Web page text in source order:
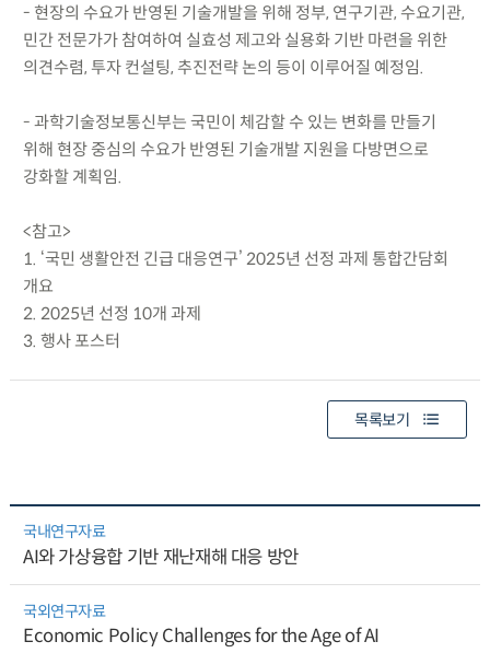
- 현장의 수요가 반영된 기술개발을 위해 정부, 연구기관, 수요기관,
민간 전문가가 참여하여 실효성 제고와 실용화 기반 마련을 위한
의견수렴, 투자 컨설팅, 추진전략 논의 등이 이루어질 예정임.
- 과학기술정보통신부는 국민이 체감할 수 있는 변화를 만들기
위해 현장 중심의 수요가 반영된 기술개발 지원을 다방면으로
강화할 계획임.
<참고>
1. ‘국민 생활안전 긴급 대응연구’ 2025년 선정 과제 통합간담회
개요
2. 2025년 선정 10개 과제
3. 행사 포스터
목록보기
국내연구자료
AI와 가상융합 기반 재난재해 대응 방안
국외연구자료
Economic Policy Challenges for the Age of AI